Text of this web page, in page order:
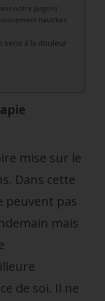
notre jargon) :
haut/bas
sens à la douleur
mise sur le
Dans cette
peuvent pas
mais
de soi. Il ne